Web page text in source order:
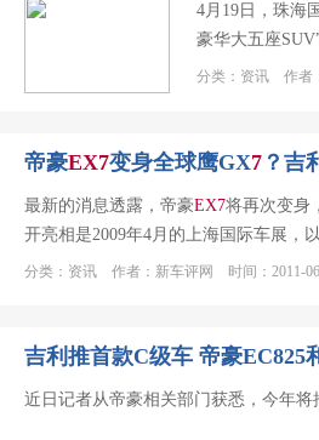
4月19日，珠海
豪华大五座
分类：资讯 作者
帝豪EX7变身全球鹰GX7 ？吉
最新的消息透露，帝豪EX7将再次变身
开亮相是2009年4月的上海国际车展，
分类：资讯 作者：新车评网 时间：2011-
吉利推首款C级车 帝豪EC825
近日记者从帝豪相关部门获悉，今年